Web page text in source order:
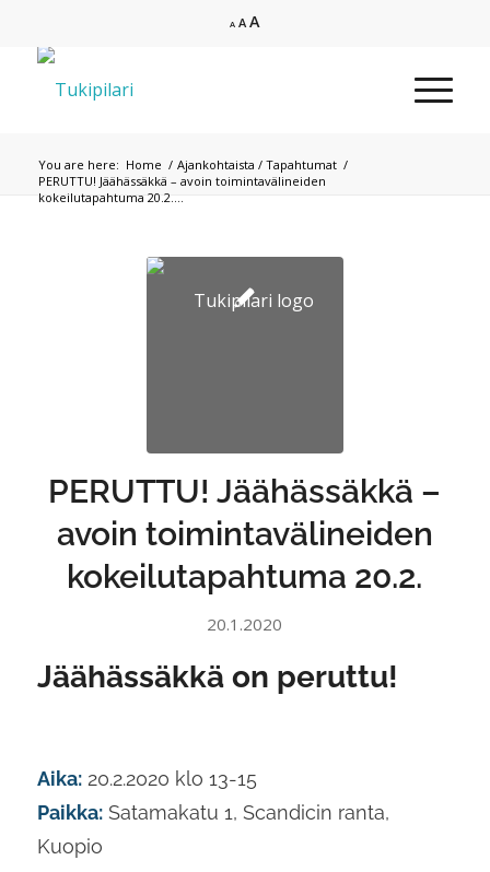
A Decrease
AReset
font
AIncrease
font
You are here: Home / Ajankohtaista / Tapahtumat /
PERUTTU! Jäähässäkkä – avoin toimintavälineiden
kokeilutapahtuma 20.2....
PERUTTU! Jäähässäkkä –
avoin toimintavälineiden
kokeilutapahtuma 20.2.
20.1.2020
Jäähässäkkä on peruttu!
Aika:20.2.2020 klo 13-15
Paikka:Satamakatu 1, Scandicin ranta,
Kuopio